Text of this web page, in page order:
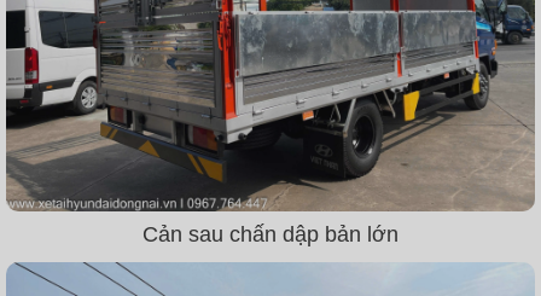
Cản sau chấn dập bản lớn